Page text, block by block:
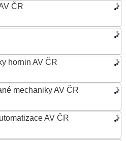
ČR
hornin AV ČR
mechaniky AV ČR
AV ČR